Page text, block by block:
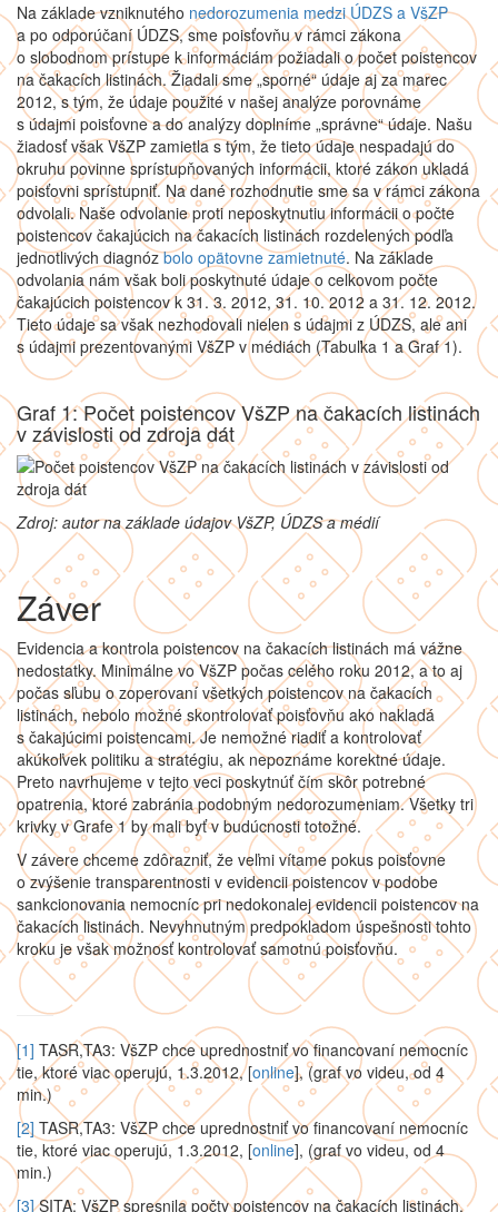
Na základe vzniknutého nedorozumenia medzi ÚDZS a VšZP
a po odporúčaní ÚDZS, sme poisťovňu v rámci zákona
o slobodnom prístupe k informáciám požiadali o počet poistencov
na čakacích listinách. Žiadali sme „sporné“ údaje aj za marec
2012, s tým, že údaje použité v našej analýze porovnáme
s údajmi poisťovne a do analýzy doplníme „správne“ údaje. Našu
žiadosť však VšZP zamietla s tým, že tieto údaje nespadajú do
okruhu povinne sprístupňovaných informácii, ktoré zákon ukladá
poisťovni sprístupniť. Na dané rozhodnutie sme sa v rámci zákona
odvolali. Naše odvolanie proti neposkytnutiu informácii o počte
poistencov čakajúcich na čakacích listinách rozdelených podľa
jednotlivých diagnózbolo opätovne zamietnuté. Na základe
odvolania nám však boli poskytnuté údaje o celkovom počte
čakajúcich poistencov k 31. 3. 2012, 31. 10. 2012 a 31. 12. 2012.
Tieto údaje sa však nezhodovali nielen s údajmi z ÚDZS, ale ani
s údajmi prezentovanými VšZP v médiách (Tabuľka 1 a Graf 1).
Graf 1: Počet poistencov VšZP na čakacích listinách
v závislosti od zdroja dát
Zdroj: autor na základe údajov VšZP, ÚDZS a médií
Záver
Evidencia a kontrola poistencov na čakacích listinách má vážne
nedostatky. Minimálne vo VšZP počas celého roku 2012, a to aj
počas sľubu o zoperovaní všetkých poistencov na čakacích
listinách, nebolo možné skontrolovať poisťovňu ako nakladá
s čakajúcimi poistencami. Je nemožné riadiť a kontrolovať
akúkoľvek politiku a stratégiu, ak nepoznáme korektné údaje.
Preto navrhujeme v tejto veci poskytnúť čím skôr potrebné
opatrenia, ktoré zabránia podobným nedorozumeniam. Všetky tri
krivky v Grafe 1 by mali byť v budúcnosti totožné.
V závere chceme zdôrazniť, že veľmi vítame pokus poisťovne
o zvýšenie transparentnosti v evidencii poistencov v podobe
sankcionovania nemocníc pri nedokonalej evidencii poistencov na
čakacích listinách. Nevyhnutným predpokladom úspešnosti tohto
kroku je však možnosť kontrolovať samotnú poisťovňu.
[1] TASR,TA3: VšZP chce uprednostniť vo financovaní nemocníc
tie, ktoré viac operujú, 1.3.2012, [online], (graf vo videu, od 4
min.)
[2] TASR,TA3: VšZP chce uprednostniť vo financovaní nemocníc
tie, ktoré viac operujú, 1.3.2012, [online], (graf vo videu, od 4
min.)
[3]SITA: VšZP spresnila počty poistencov na čakacích listinách,